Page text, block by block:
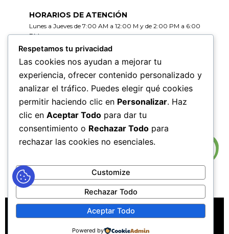
HORARIOS DE ATENCIÓN
Lunes a Jueves de 7:00 AM a 12:00 M y de 2:00 PM a 6:00
PM
Viernes de 7:00 AM a 12:00 M y de 2:00 PM a 5:00 PM
HORARIOS DE RADICACIÓN DE
CORRESPONDENCIA
Lunes a Jueves de 7:30 AM a 11:30 AM y de 2:00 PM a 5:00
PM
Viernes de 7:30 AM a 11:30 PM y de 2:00 PM a 4:00 PM
MAPA DEL SITIOPOLÍTICAS DE PRIVACIDAD
POLÍTICAS DE DERECHOS DE AUTOR
Respetamos tu privacidad
Las cookies nos ayudan a mejorar tu
experiencia, ofrecer contenido personalizado y
analizar el tráfico. Puedes elegir qué cookies
permitir haciendo clic en Personalizar. Haz
clic en Aceptar Todo para dar tu
consentimiento o Rechazar Todo para
rechazar las cookies no esenciales.
Customize
Rechazar Todo
Aceptar Todo
Powered by